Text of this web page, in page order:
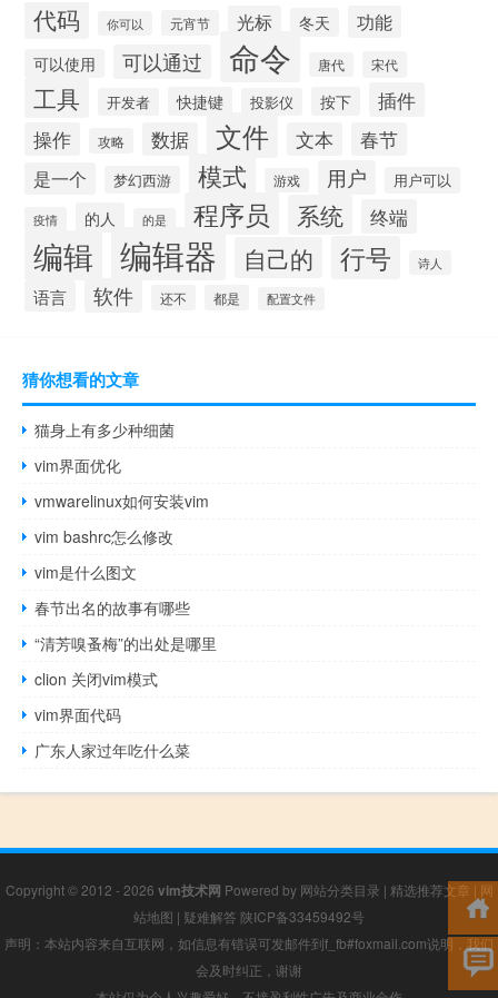
代码 你可以 元宵节 光标 冬天 功能
可以使用 可以通过 命令 唐代 宋代
工具 开发者 快捷键 投影仪 按下 插件
操作 攻略 数据 文件 文本 春节
是一个 梦幻西游 模式 游戏 用户 用户可以
疫情 的人 的是 程序员 系统 终端
编辑 编辑器 自己的 行号 诗人
语言 软件 还不 都是 配置文件
猜你想看的文章
猫身上有多少种细菌
vim界面优化
vmwarelinux如何安装vim
vim bashrc怎么修改
vim是什么图文
春节出名的故事有哪些
“清芳嗅蚤梅”的出处是哪里
clion 关闭vim模式
vim界面代码
广东人家过年吃什么菜
Copyright © 2012 - 2026 vim技术网 Powered by 网站分类目录 | 精选推荐文章 | 网
站地图 | 疑难解答 陕ICP备33459492号
声明：本站内容来自互联网，如信息有错误可发邮件到f_fb#foxmail.com说明，我们
会及时纠正，谢谢